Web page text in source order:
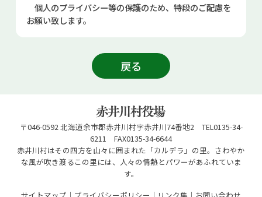
個人のプライバシー等の保護のため、特段のご配慮を
お願い致します。
戻る
〒046-0592 北海道余市郡赤井川村字赤井川74番地2 TEL0135-34-
6211 FAX0135-34-6644
赤井川村はその四方を山々に囲まれた「カルデラ」の里。さわやか
な風が吹き渡るこの里には、人々の情熱とパワーがあふれていま
す。